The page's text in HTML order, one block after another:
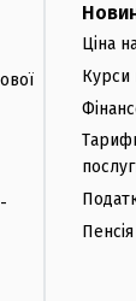
Ціна
Курси